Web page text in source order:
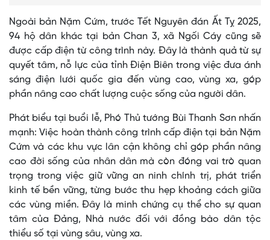
Ngoài bản Nặm Cứm, trước Tết Nguyên đán Ất Tỵ 2025,
94 hộ dân khác tại bản Chan 3, xã Ngối Cáy cũng sẽ
được cấp điện từ công trình này. Đây là thành quả từ sự
quyết tâm, nỗ lực của tỉnh Điện Biên trong việc đưa ánh
sáng điện lưới quốc gia đến vùng cao, vùng xa, góp
phần nâng cao chất lượng cuộc sống của người dân.
Phát biểu tại buổi lễ, Phó Thủ tướng Bùi Thanh Sơn nhấn
mạnh: Việc hoàn thành công trình cấp điện tại bản Nặm
Cứm và các khu vực lân cận không chỉ góp phần nâng
cao đời sống của nhân dân mà còn đóng vai trò quan
trọng trong việc giữ vững an ninh chính trị, phát triển
kinh tế bền vững, từng bước thu hẹp khoảng cách giữa
các vùng miền. Đây là minh chứng cụ thể cho sự quan
tâm của Đảng, Nhà nước đối với đồng bào dân tộc
thiểu số tại vùng sâu, vùng xa.